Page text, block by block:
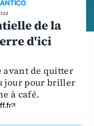
de la
d'ici
avant de quitter
jour pour briller
à café.